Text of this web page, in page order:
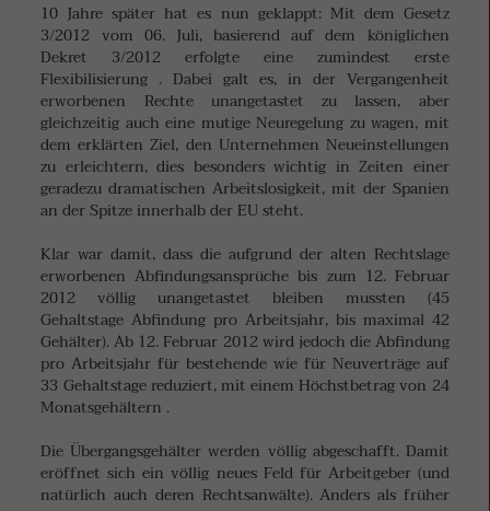
10 Jahre später hat es nun geklappt: Mit dem Gesetz
3/2012 vom 06. Juli, basierend auf dem königlichen
Dekret 3/2012 erfolgte eine zumindest erste
Flexibilisierung . Dabei galt es, in der Vergangenheit
erworbenen Rechte unangetastet zu lassen, aber
gleichzeitig auch eine mutige Neuregelung zu wagen, mit
dem erklärten Ziel, den Unternehmen Neueinstellungen
zu erleichtern, dies besonders wichtig in Zeiten einer
geradezu dramatischen Arbeitslosigkeit, mit der Spanien
an der Spitze innerhalb der EU steht.
Klar war damit, dass die aufgrund der alten Rechtslage
erworbenen Abfindungsansprüche bis zum 12. Februar
2012 völlig unangetastet bleiben mussten (45
Gehaltstage Abfindung pro Arbeitsjahr, bis maximal 42
Gehälter). Ab 12. Februar 2012 wird jedoch die Abfindung
pro Arbeitsjahr für bestehende wie für Neuverträge auf
33 Gehaltstage reduziert, mit einem Höchstbetrag von 24
Monatsgehältern .
Die Übergangsgehälter werden völlig abgeschafft. Damit
eröffnet sich ein völlig neues Feld für Arbeitgeber (und
natürlich auch deren Rechtsanwälte). Anders als früher